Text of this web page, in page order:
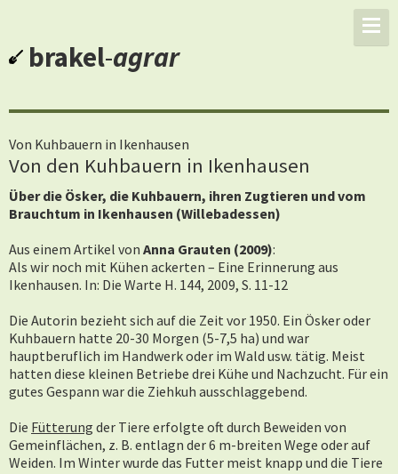
brakel-agrar
Von Kuhbauern in Ikenhausen
Von den Kuhbauern in Ikenhausen
Über die Ösker, die Kuhbauern, ihren Zugtieren und vom
Brauchtum in Ikenhausen (Willebadessen)
Aus einem Artikel von Anna Grauten (2009):
Als wir noch mit Kühen ackerten – Eine Erinnerung aus
Ikenhausen. In: Die Warte H. 144, 2009, S. 11-12
Die Autorin bezieht sich auf die Zeit vor 1950. Ein Ösker oder
Kuhbauern hatte 20-30 Morgen (5-7,5 ha) und war
hauptberuflich im Handwerk oder im Wald usw. tätig. Meist
hatten diese kleinen Betriebe drei Kühe und Nachzucht. Für ein
gutes Gespann war die Ziehkuh ausschlaggebend.
Die Fütterung der Tiere erfolgte oft durch Beweiden von
Gemeinflächen, z. B. entlagn der 6 m-breiten Wege oder auf
Weiden. Im Winter wurde das Futter meist knapp und die Tiere